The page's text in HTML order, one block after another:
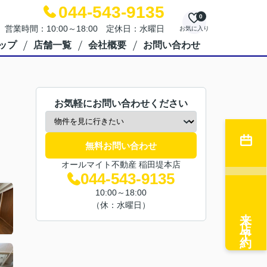
044-543-9135
営業時間：10:00～18:00 定休日：水曜日 お気に入り
0
プ 店舗一覧 会社概要 お問い合わせ
お気軽にお問い合わせください
無料お問い合わせ
オールマイト不動産 稲田堤本店
044-543-9135
10:00～18:00
（休：水曜日）
来店予約